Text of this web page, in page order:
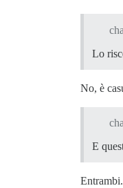
<div
-->
--></
<!--
-->
-->
Lo
No, è
E
Entrambi.